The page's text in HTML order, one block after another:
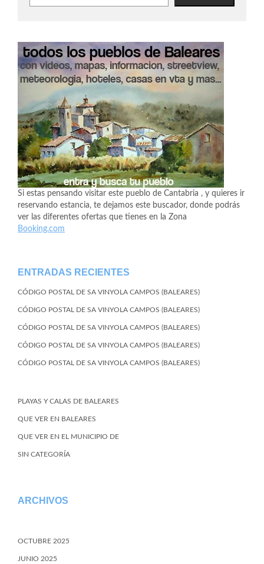
Si estas pensando visitar este pueblo de Cantabria , y quieres ir
reservando estancia, te dejamos este buscador, donde podrás
ver las diferentes ofertas que tienes en la Zona
Booking.com
ENTRADAS RECIENTES
CÓDIGO POSTAL DE SA VINYOLA CAMPOS (BALEARES)
CÓDIGO POSTAL DE SA VINYOLA CAMPOS (BALEARES)
CÓDIGO POSTAL DE SA VINYOLA CAMPOS (BALEARES)
CÓDIGO POSTAL DE SA VINYOLA CAMPOS (BALEARES)
CÓDIGO POSTAL DE SA VINYOLA CAMPOS (BALEARES)
PLAYAS Y CALAS DE BALEARES
QUE VER EN BALEARES
QUE VER EN EL MUNICIPIO DE
SIN CATEGORÍA
ARCHIVOS
OCTUBRE 2025
JUNIO 2025